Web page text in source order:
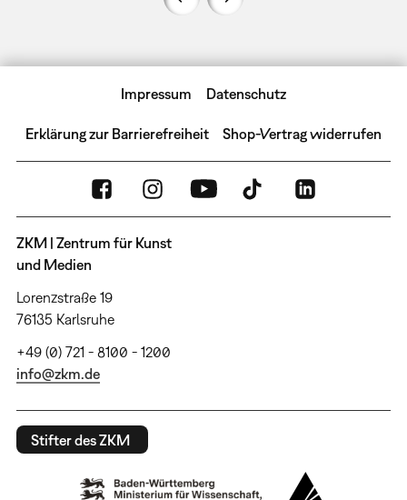
Impressum Datenschutz
Erklärung zur Barrierefreiheit Shop-Vertrag widerrufen
ZKM | Zentrum für Kunst
und Medien
Lorenzstraße 19
76135 Karlsruhe
+49 (0) 721 - 8100 - 1200
info@zkm.de
Stifter des ZKM